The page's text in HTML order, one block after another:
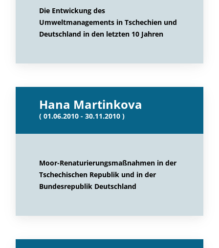
Die Entwickung des
Umweltmanagements in Tschechien und
Deutschland in den letzten 10 Jahren
Hana Martinkova
( 01.06.2010 - 30.11.2010 )
Moor-Renaturierungsmaßnahmen in der
Tschechischen Republik und in der
Bundesrepublik Deutschland